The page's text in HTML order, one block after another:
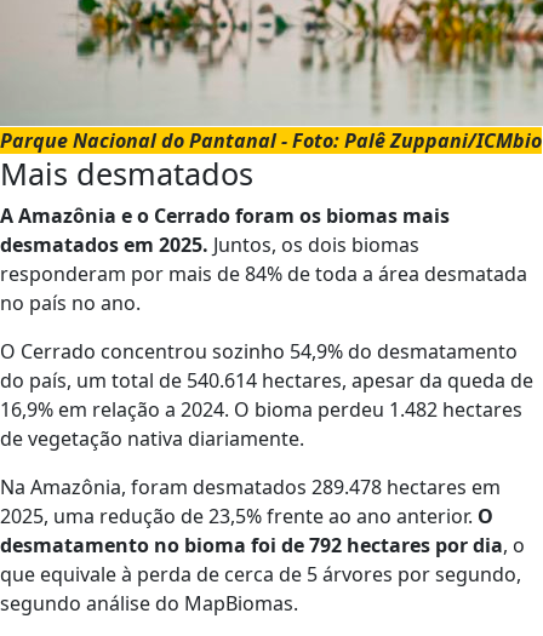
Parque Nacional do Pantanal - Foto: Palê Zuppani/ICMbio
Mais desmatados
A Amazônia e o Cerrado foram os biomas mais
desmatados em 2025. Juntos, os dois biomas
responderam por mais de 84% de toda a área desmatada
no país no ano.
O Cerrado concentrou sozinho 54,9% do desmatamento
do país, um total de 540.614 hectares, apesar da queda de
16,9% em relação a 2024. O bioma perdeu 1.482 hectares
de vegetação nativa diariamente.
Na Amazônia, foram desmatados 289.478 hectares em
2025, uma redução de 23,5% frente ao ano anterior. O
desmatamento no bioma foi de 792 hectares por dia, o
que equivale à perda de cerca de 5 árvores por segundo,
segundo análise do MapBiomas.